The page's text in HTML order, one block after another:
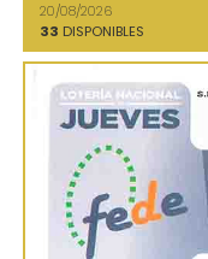
20/08/2026
33 DISPONIBLES